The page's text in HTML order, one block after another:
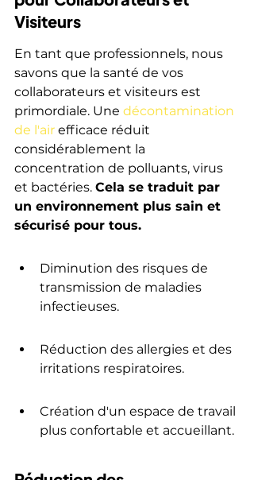
Visiteurs
En tant que professionnels, nous
savons que la santé de vos
collaborateurs et visiteurs est
primordiale. Une décontamination
de l'air efficace réduit
considérablement la
concentration de polluants, virus
et bactéries. Cela se traduit par
un environnement plus sain et
sécurisé pour tous.
Diminution des risques de
transmission de maladies
infectieuses.
Réduction des allergies et des
irritations respiratoires.
Création d'un espace de travail
plus confortable et accueillant.